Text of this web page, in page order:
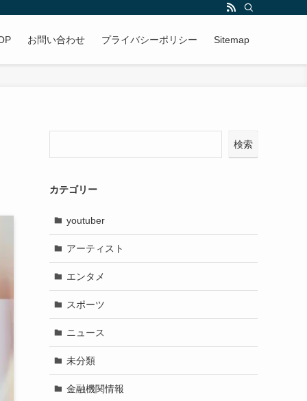
お問い合わせ プライバシーポリシー Sitemap
検索
カテゴリー
youtuber
アーティスト
エンタメ
スポーツ
ニュース
未分類
金融機関情報